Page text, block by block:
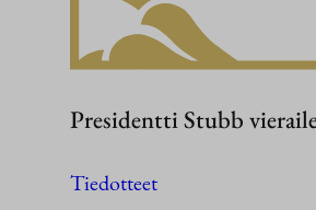
Presidentti Stubb
Tiedotteet